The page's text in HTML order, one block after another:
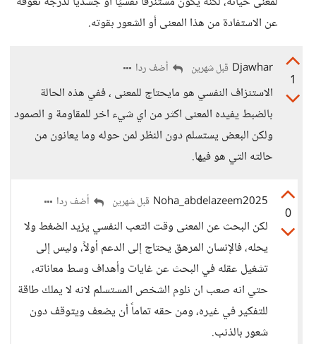
عن الاستفادة من هذا المعنى أو الشعور بقوته.
1
Djawhar قبل شهرين أضف ردا
الاستنزاف النفسي هو مايحتاج للمعنى ، ففي هذه الحالة
بالضبط يفيده المعنى اكثر من اي شيء اخر للمقاومة و الصمود
ولكن البعض يستسلم دون النظر لمن حوله وما يعانون من
حالته التي هو فيها.
0
Noha_abdelazeem2025 قبل شهرين أضف ردا
لكن البحث عن المعنى وقت التعب النفسي يزيد الضغط ولا
يحله، فالإنسان المرهق يحتاج إلى الدعم أولاً، وليس إلى
تشغيل عقله في البحث عن غايات وأهداف وسط معاناته،
حتي انه صعب ان نلوم الشخص المستسلم لانه لا يملك طاقة
للتفكير في غيره، ومن حقه تماماً أن يضعف ويتوقف دون
شعور بالذنب.